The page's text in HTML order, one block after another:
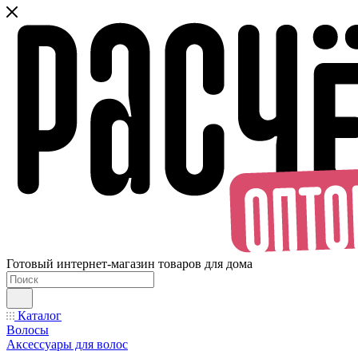
Готовый интернет-магазин товаров для дома
Каталог
Волосы
Аксессуары для волос